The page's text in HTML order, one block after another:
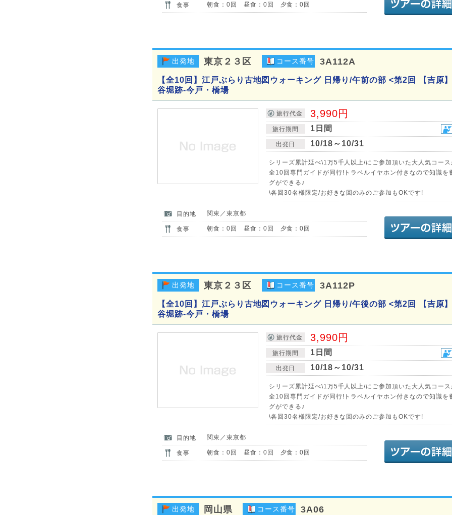
食事 朝食：0回 昼食：0回 夕食：0回
出発地 東京２３区 コース番号 3A112A
【全10回】江戸ぶらり古地図ウォーキング 日帰り/午前の部 <第2回 【吉原
谷堀跡-今戸・橋場
旅行代金 3,990円
旅行期間 1日間
出発日 10/18～10/31
シリーズ累計延べ\1万5千人以上/にご参加頂いた大人気コー
全10回専門ガイドが同行!トラベルイヤホン付きなので知識を
グができる♪
\各回30名様限定/お好きな回のみのご参加もOKです!
目的地 関東／東京都
食事 朝食：0回 昼食：0回 夕食：0回
出発地 東京２３区 コース番号 3A112P
【全10回】江戸ぶらり古地図ウォーキング 日帰り/午後の部 <第2回 【吉原
谷堀跡-今戸・橋場
旅行代金 3,990円
旅行期間 1日間
出発日 10/18～10/31
シリーズ累計延べ\1万5千人以上/にご参加頂いた大人気コー
全10回専門ガイドが同行!トラベルイヤホン付きなので知識を
グができる♪
\各回30名様限定/お好きな回のみのご参加もOKです!
目的地 関東／東京都
食事 朝食：0回 昼食：0回 夕食：0回
出発地 岡山県 コース番号 3A06